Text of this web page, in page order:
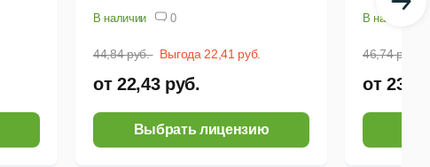
В наличии 0
44,84 руб. Выгода 22,41 руб.
от 22,43 руб.
Выбрать лицензию
В наличии
46,74 руб.
от